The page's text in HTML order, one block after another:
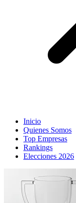
Inicio
Quienes Somos
Top Empresas
Rankings
Elecciones 2026